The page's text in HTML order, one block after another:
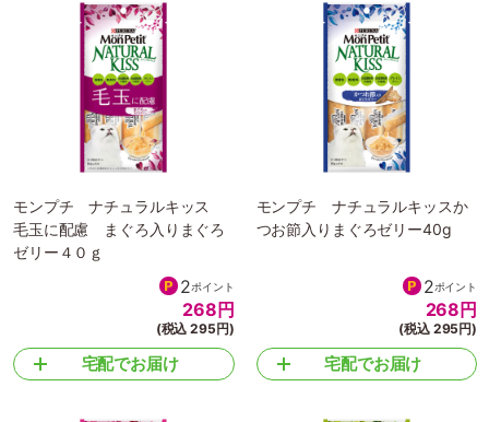
モンプチ ナチュラルキッス
毛玉に配慮 まぐろ入りまぐろ
ゼリー４０ｇ
2ポイント
268 円
(税込 295円)
宅配でお届け
モンプチ ナチュラルキッスか
つお節入りまぐろゼリー40g
2ポイント
268 円
(税込 295円)
宅配でお届け